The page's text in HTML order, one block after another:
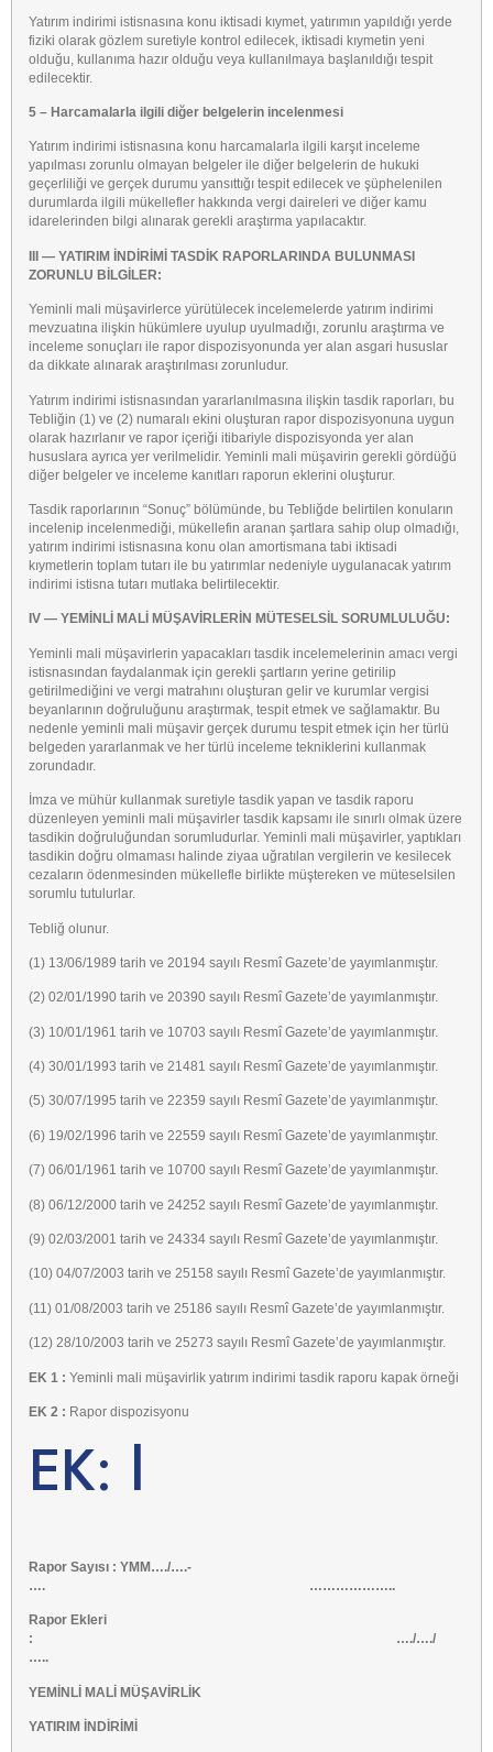
Yatırım indirimi istisnasına konu iktisadi kıymet, yatırımın yapıldığı yerde
fiziki olarak gözlem suretiyle kontrol edilecek, iktisadi kıymetin yeni
olduğu, kullanıma hazır olduğu veya kullanılmaya başlanıldığı tespit
edilecektir.
5 – Harcamalarla ilgili diğer belgelerin incelenmesi
Yatırım indirimi istisnasına konu harcamalarla ilgili karşıt inceleme
yapılması zorunlu olmayan belgeler ile diğer belgelerin de hukuki
geçerliliği ve gerçek durumu yansıttığı tespit edilecek ve şüphelenilen
durumlarda ilgili mükellefler hakkında vergi daireleri ve diğer kamu
idarelerinden bilgi alınarak gerekli araştırma yapılacaktır.
III — YATIRIM İNDİRİMİ TASDİK RAPORLARINDA BULUNMASI
ZORUNLU BİLGİLER:
Yeminli mali müşavirlerce yürütülecek incelemelerde yatırım indirimi
mevzuatına ilişkin hükümlere uyulup uyulmadığı, zorunlu araştırma ve
inceleme sonuçları ile rapor dispozisyonunda yer alan asgari hususlar
da dikkate alınarak araştırılması zorunludur.
Yatırım indirimi istisnasından yararlanılmasına ilişkin tasdik raporları, bu
Tebliğin (1) ve (2) numaralı ekini oluşturan rapor dispozisyonuna uygun
olarak hazırlanır ve rapor içeriği itibariyle dispozisyonda yer alan
hususlara ayrıca yer verilmelidir. Yeminli mali müşavirin gerekli gördüğü
diğer belgeler ve inceleme kanıtları raporun eklerini oluşturur.
Tasdik raporlarının “Sonuç” bölümünde, bu Tebliğde belirtilen konuların
incelenip incelenmediği, mükellefin aranan şartlara sahip olup olmadığı,
yatırım indirimi istisnasına konu olan amortismana tabi iktisadi
kıymetlerin toplam tutarı ile bu yatırımlar nedeniyle uygulanacak yatırım
indirimi istisna tutarı mutlaka belirtilecektir.
IV — YEMİNLİ MALİ MÜŞAVİRLERİN MÜTESELSİL SORUMLULUĞU:
Yeminli mali müşavirlerin yapacakları tasdik incelemelerinin amacı vergi
istisnasından faydalanmak için gerekli şartların yerine getirilip
getirilmediğini ve vergi matrahını oluşturan gelir ve kurumlar vergisi
beyanlarının doğruluğunu araştırmak, tespit etmek ve sağlamaktır. Bu
nedenle yeminli mali müşavir gerçek durumu tespit etmek için her türlü
belgeden yararlanmak ve her türlü inceleme tekniklerini kullanmak
zorundadır.
İmza ve mühür kullanmak suretiyle tasdik yapan ve tasdik raporu
düzenleyen yeminli mali müşavirler tasdik kapsamı ile sınırlı olmak üzere
tasdikin doğruluğundan sorumludurlar. Yeminli mali müşavirler, yaptıkları
tasdikin doğru olmaması halinde ziyaa uğratılan vergilerin ve kesilecek
cezaların ödenmesinden mükellefle birlikte müştereken ve müteselsilen
sorumlu tutulurlar.
Tebliğ olunur.
(1) 13/06/1989 tarih ve 20194 sayılı Resmî Gazete’de yayımlanmıştır.
(2) 02/01/1990 tarih ve 20390 sayılı Resmî Gazete’de yayımlanmıştır.
(3) 10/01/1961 tarih ve 10703 sayılı Resmî Gazete’de yayımlanmıştır.
(4) 30/01/1993 tarih ve 21481 sayılı Resmî Gazete’de yayımlanmıştır.
(5) 30/07/1995 tarih ve 22359 sayılı Resmî Gazete’de yayımlanmıştır.
(6) 19/02/1996 tarih ve 22559 sayılı Resmî Gazete’de yayımlanmıştır.
(7) 06/01/1961 tarih ve 10700 sayılı Resmî Gazete’de yayımlanmıştır.
(8) 06/12/2000 tarih ve 24252 sayılı Resmî Gazete’de yayımlanmıştır.
(9) 02/03/2001 tarih ve 24334 sayılı Resmî Gazete’de yayımlanmıştır.
(10) 04/07/2003 tarih ve 25158 sayılı Resmî Gazete’de yayımlanmıştır.
(11) 01/08/2003 tarih ve 25186 sayılı Resmî Gazete’de yayımlanmıştır.
(12) 28/10/2003 tarih ve 25273 sayılı Resmî Gazete’de yayımlanmıştır.
EK 1 : Yeminli mali müşavirlik yatırım indirimi tasdik raporu kapak örneği
EK 2 : Rapor dispozisyonu
EK: l
Rapor Sayısı : YMM…./….-
…. ………………..
Rapor Ekleri
: …./…./
…..
YEMİNLİ MALİ MÜŞAVİRLİK
YATIRIM İNDİRİMİ